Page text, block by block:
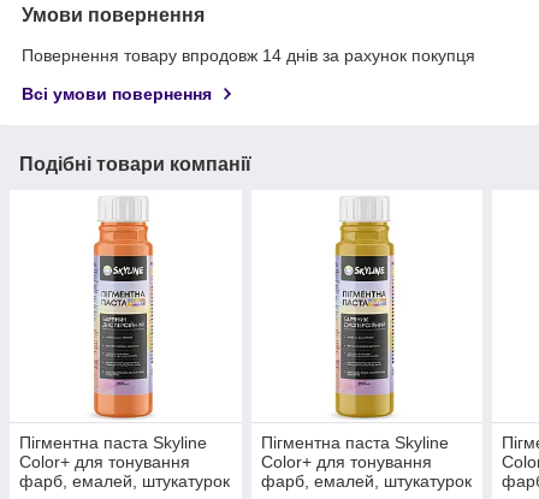
Умови повернення
Повернення товару впродовж 14 днів за рахунок покупця
Всі умови повернення
Подібні товари компанії
Пігментна паста Skyline
Color+ для тонування
фарб, емалей, штукатурок
Пігментна паста Skyline
Color+ для тонування
фарб, емалей, штукатурок